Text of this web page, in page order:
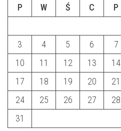
P
W Ś C P
3
4 5 6 7
10
11 12 13 14
17
18 19 20 21
24
25 26 27 28
31